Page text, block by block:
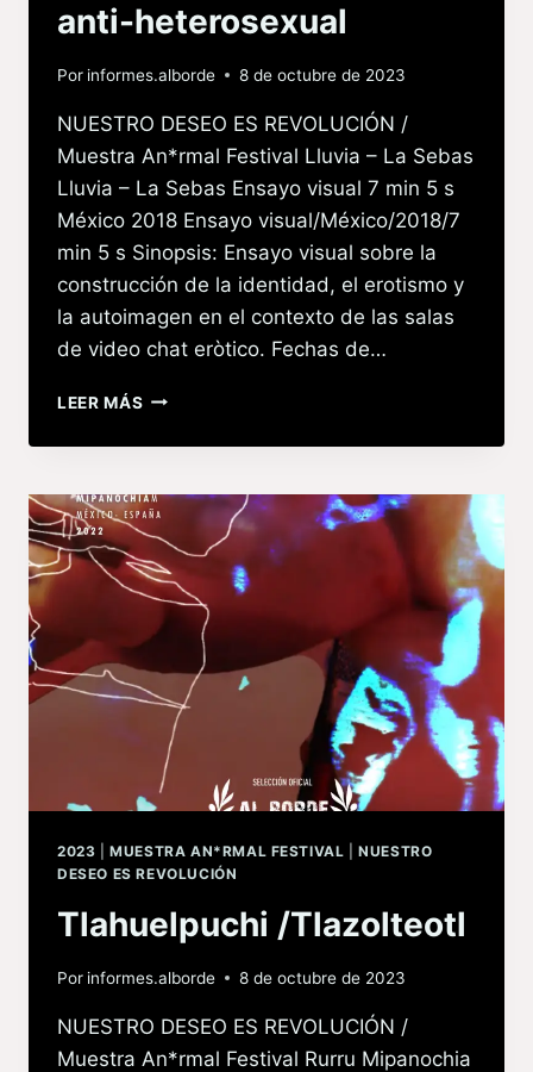
anti-heterosexual
Por informes.alborde 8 de octubre de 2023
NUESTRO DESEO ES REVOLUCIÓN /
Muestra An*rmal Festival Lluvia – La Sebas
Lluvia – La Sebas Ensayo visual 7 min 5 s
México 2018 Ensayo visual/México/2018/7
min 5 s Sinopsis: Ensayo visual sobre la
construcción de la identidad, el erotismo y
la autoimagen en el contexto de las salas
de video chat eròtico. Fechas de…
LEER MÁS
2023 |MUESTRA AN*RMAL FESTIVAL |NUESTRO
DESEO ES REVOLUCIÓN
Tlahuelpuchi /Tlazolteotl
Por informes.alborde 8 de octubre de 2023
NUESTRO DESEO ES REVOLUCIÓN /
Muestra An*rmal Festival Rurru Mipanochia